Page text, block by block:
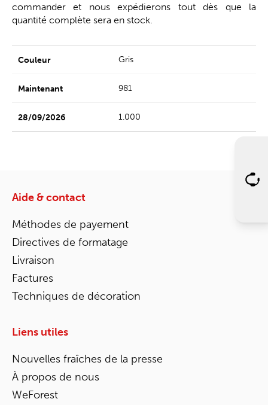
commander et nous expédierons tout dès que la
quantité complète sera en stock.
Gris
981
1.000
Aide & contact
Méthodes de payement
Directives de formatage
Livraison
Factures
Techniques de décoration
Liens utiles
Nouvelles fraîches de la presse
À propos de nous
WeForest